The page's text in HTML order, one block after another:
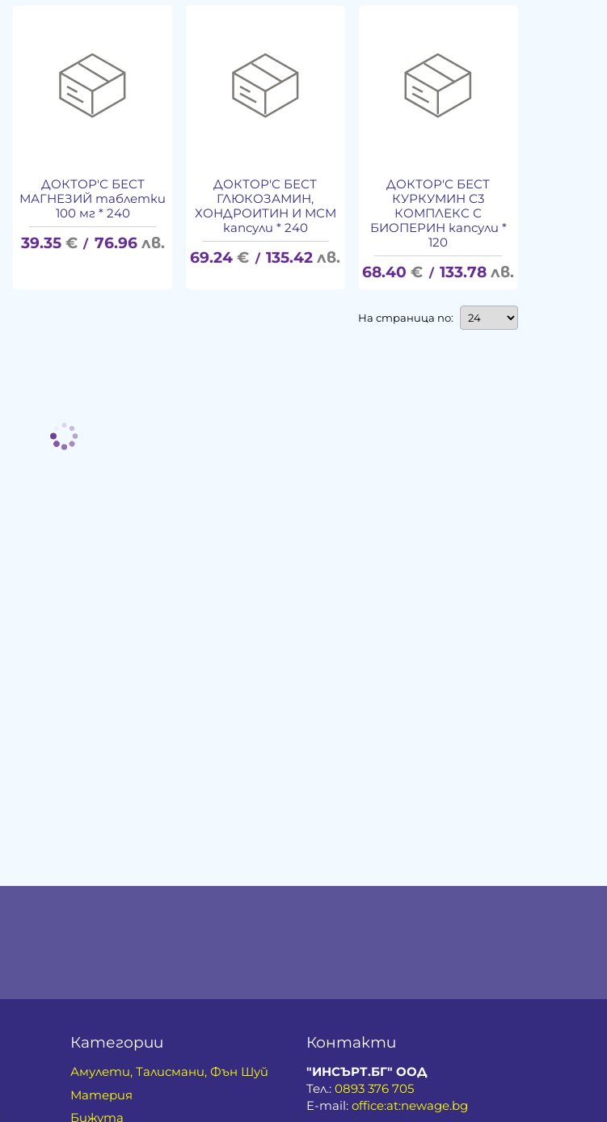
ДОКТОР'С БЕСТ
МАГНЕЗИЙ таблетки
100 мг * 240
39.35 € / 76.96 лв.
ДОКТОР'С БЕСТ
ГЛЮКОЗАМИН,
ХОНДРОИТИН И МСМ
капсули * 240
69.24 € / 135.42 лв.
ДОКТОР'С БЕСТ
КУРКУМИН С3
КОМПЛЕКС С
БИОПЕРИН капсули *
120
68.40 € / 133.78 лв.
На страница по:
Категории
Амулети, Талисмани, Фън Шуй
Материя
Бижута
Контакти
"ИНСЪРТ.БГ" ООД
Тел.:0893 376 705
E-mail:office:at:newage.bg